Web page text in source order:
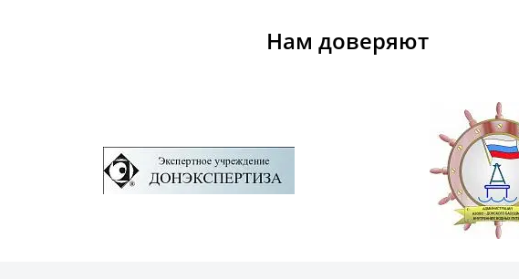
Нам доверяют